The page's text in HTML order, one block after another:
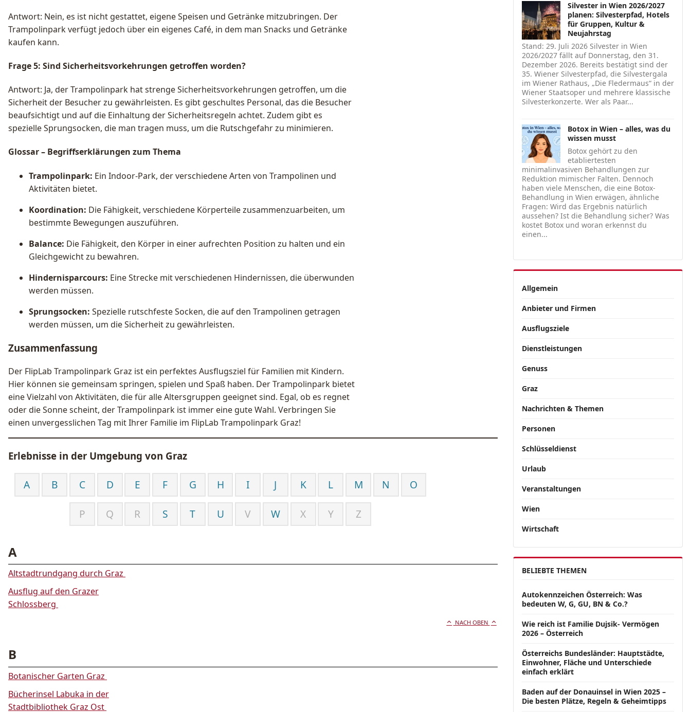
Antwort: Nein, es ist nicht gestattet, eigene Speisen und Getränke mitzubringen. Der
Trampolinpark verfügt jedoch über ein eigenes Café, in dem man Snacks und Getränke
kaufen kann.
Frage 5: Sind Sicherheitsvorkehrungen getroffen worden?
Antwort: Ja, der Trampolinpark hat strenge Sicherheitsvorkehrungen getroffen, um die
Sicherheit der Besucher zu gewährleisten. Es gibt geschultes Personal, das die Besucher
beaufsichtigt und auf die Einhaltung der Sicherheitsregeln achtet. Zudem gibt es
spezielle Sprungsocken, die man tragen muss, um die Rutschgefahr zu minimieren.
Glossar – Begriffserklärungen zum Thema
Trampolinpark: Ein Indoor-Park, der verschiedene Arten von Trampolinen und
Aktivitäten bietet.
Koordination: Die Fähigkeit, verschiedene Körperteile zusammenzuarbeiten, um
bestimmte Bewegungen auszuführen.
Balance: Die Fähigkeit, den Körper in einer aufrechten Position zu halten und ein
Gleichgewicht zu bewahren.
Hindernisparcours: Eine Strecke mit verschiedenen Hindernissen, die überwunden
werden müssen.
Sprungsocken: Spezielle rutschfeste Socken, die auf den Trampolinen getragen
werden müssen, um die Sicherheit zu gewährleisten.
Zusammenfassung
Der FlipLab Trampolinpark Graz ist ein perfektes Ausflugsziel für Familien mit Kindern.
Hier können sie gemeinsam springen, spielen und Spaß haben. Der Trampolinpark bietet
eine Vielzahl von Aktivitäten, die für alle Altersgruppen geeignet sind. Egal, ob es regnet
oder die Sonne scheint, der Trampolinpark ist immer eine gute Wahl. Verbringen Sie
einen unvergesslichen Tag mit Ihrer Familie im FlipLab Trampolinpark Graz!
Erlebnisse in der Umgebung von Graz
A B C D E F G H I J K L M N O
P Q R S T U V W X Y Z
A
Altstadtrundgang durch Graz
Ausflug auf den Grazer
Schlossberg
NACH OBEN
B
Botanischer Garten Graz
Bücherinsel Labuka in der
Stadtbibliothek Graz Ost
Silvester in Wien 2026/2027
planen: Silvesterpfad, Hotels
für Gruppen, Kultur &
Neujahrstag
Stand: 29. Juli 2026 Silvester in Wien
2026/2027 fällt auf Donnerstag, den 31.
Dezember 2026. Bereits bestätigt sind der
35. Wiener Silvesterpfad, die Silvestergala
im Wiener Rathaus, „Die Fledermaus“ in der
Wiener Staatsoper und mehrere klassische
Silvesterkonzerte. Wer als Paar...
Botox in Wien – alles, was du
wissen musst
Botox gehört zu den
etabliertesten
minimalinvasiven Behandlungen zur
Reduktion mimischer Falten. Dennoch
haben viele Menschen, die eine Botox-
Behandlung in Wien erwägen, ähnliche
Fragen: Wird das Ergebnis natürlich
aussehen? Ist die Behandlung sicher? Was
kostet Botox und woran erkennst du
einen...
Allgemein
Anbieter und Firmen
Ausflugsziele
Dienstleistungen
Genuss
Graz
Nachrichten & Themen
Personen
Schlüsseldienst
Urlaub
Veranstaltungen
Wien
Wirtschaft
BELIEBTE THEMEN
Autokennzeichen Österreich: Was
bedeuten W, G, GU, BN & Co.?
Wie reich ist Familie Dujsik- Vermögen
2026 – Österreich
Österreichs Bundesländer: Hauptstädte,
Einwohner, Fläche und Unterschiede
einfach erklärt
Baden auf der Donauinsel in Wien 2025 –
Die besten Plätze, Regeln & Geheimtipps